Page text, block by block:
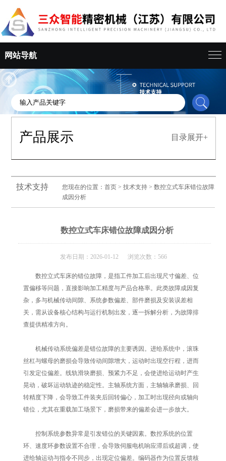
网站导航
产品展示 目录展开+
技术支持 您现在的位置：首页 >技术支持 > 数控立式车床错位故障
成因分析
数控立式车床错位故障成因分析
发布日期：2026-01-12 浏览次数：566
数控立式车床的错位故障，是指工件加工后出现尺寸偏差、位
置偏移等问题，直接影响加工精度与产品合格率。此类故障成因复
杂，多与机械传动间隙、系统参数偏差、部件磨损及安装误差相
关，需从设备核心结构与运行机制出发，逐一拆解分析，为故障排
查提供精准方向。
机械传动系统偏差是错位故障的主要诱因。进给系统中，滚珠
丝杠与螺母的磨损会导致传动间隙增大，运动时出现空行程，进而
引发定位偏差。线轨滑块磨损、预紧力不足，会使进给运动时产生
晃动，破坏运动轨迹的稳定性。主轴系统方面，主轴轴承磨损、回
转精度下降，会导致工件装夹后回转偏心，加工时出现径向或轴向
错位，尤其在重载加工场景下，磨损带来的偏差会进一步放大。
控制系统参数异常是引发错位的关键因素。数控系统的位置
环、速度环参数设置不合理，会导致伺服电机响应滞后或超调，使
进给轴运动与指令不同步，出现定位偏差。编码器作为位置反馈核